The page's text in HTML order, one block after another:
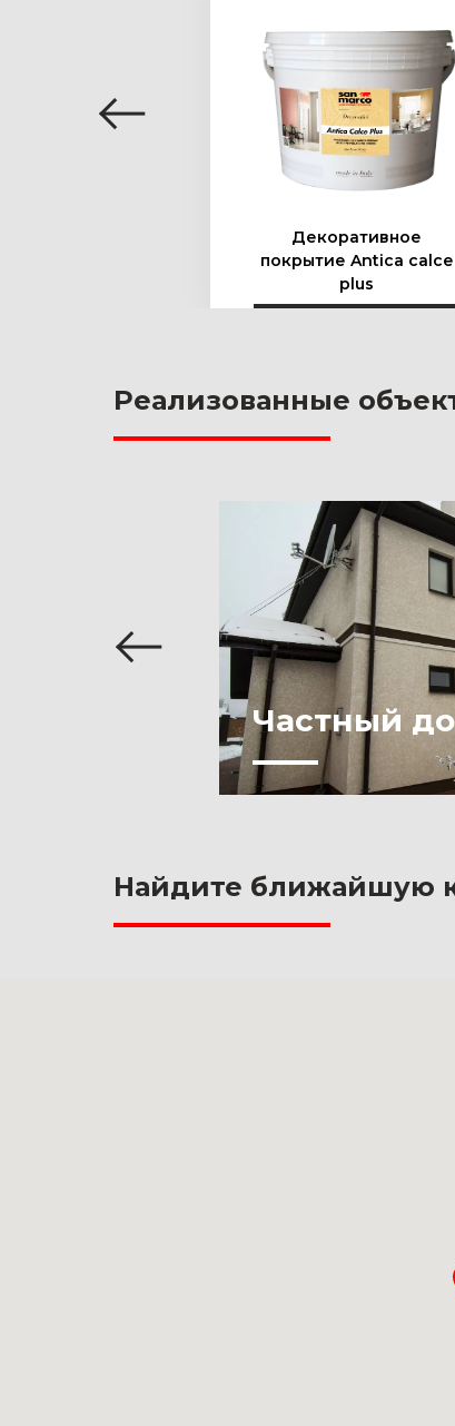
Декоративное
покрытие Antica calce
plus
Реализованные
Частный
Найдите ближайшую